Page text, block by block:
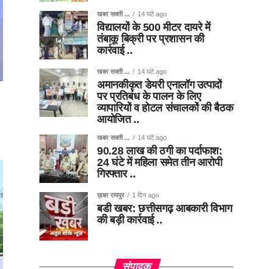
खबर सक्ती ... 14 घंटे ago
विद्यालयों के 500 मीटर दायरे में
तंबाकू बिक्री पर प्रशासन की
कार्रवाई ..
खबर सक्ती ... 14 घंटे ago
अमानकीकृत डेयरी एनालॉग उत्पादों
पर प्रतिबंध के पालन के लिए
व्यापारियों व होटल संचालकों की बैठक
आयोजित ..
खबर सक्ती ... 14 घंटे ago
90.28 लाख की ठगी का पर्दाफाश:
24 घंटे में महिला समेत तीन आरोपी
गिरफ्तार ..
ख़बर रायपुर 1 दिन ago
बडी खबर: छत्तीसगढ़ आबकारी विभाग
की बड़ी कार्रवाई ..